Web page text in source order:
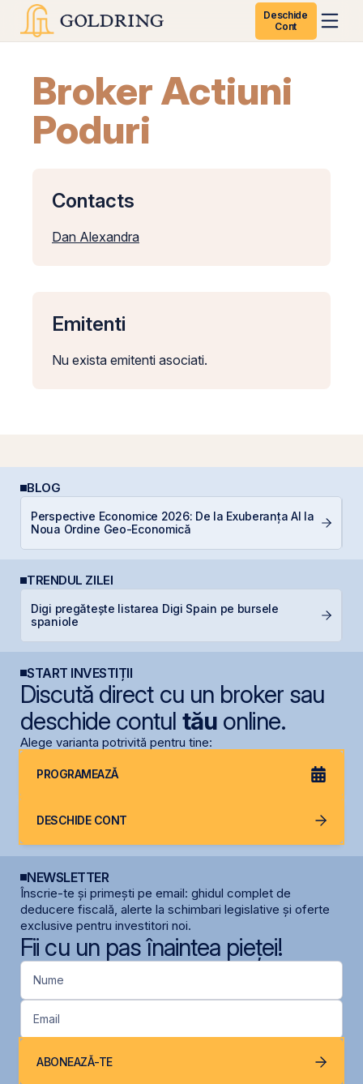
Deschide
Cont
Broker Actiuni
Poduri
Contacts
Dan Alexandra
Emitenti
Nu exista emitenti asociati.
BLOG
Perspective Economice 2026: De la Exuberanța AI la
Noua Ordine Geo-Economică
TRENDUL ZILEI
Digi pregătește listarea Digi Spain pe bursele
spaniole
START INVESTIȚII
Discută direct cu un broker sau
deschide contul tăuonline.
Alege varianta potrivită pentru tine:
PROGRAMEAZĂ
DESCHIDE CONT
NEWSLETTER
Înscrie-te și primești pe email: ghidul complet de
deducere fiscală, alerte la schimbari legislative și oferte
exclusive pentru investitori noi.
Fii cu un pas înaintea pieței!
Nume
Email
ABONEAZĂ-TE